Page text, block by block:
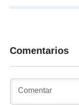
Comentarios